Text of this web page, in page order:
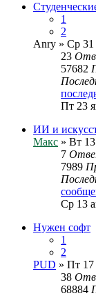
1
2
Anry » Ср 31
23
57682
Пт 23
ИИ и
Макс » Вт
7
7989
Ср 13
Нужен софт
1
2
PUD » Пт 17
38
68884